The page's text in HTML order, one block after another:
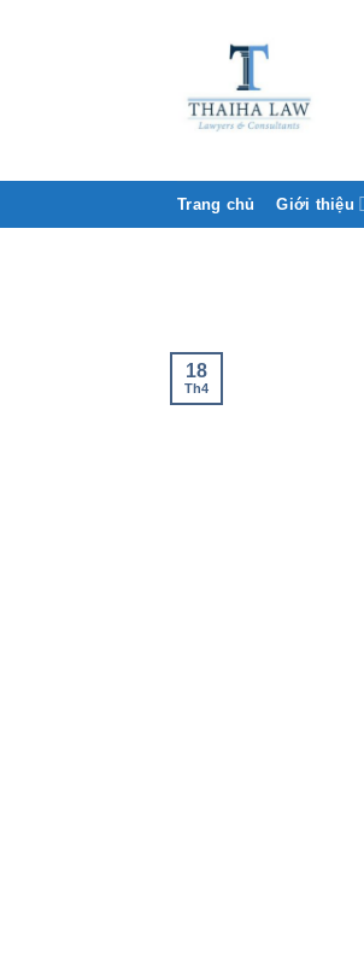
Trang chủ Giới thiệu
18
Th4